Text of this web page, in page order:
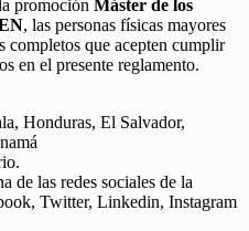
promoción Máster de los
, las personas físicas mayores
completos que acepten cumplir
en el presente reglamento.
Honduras, El Salvador,
de las redes sociales de la
Twitter, Linkedin, Instagram